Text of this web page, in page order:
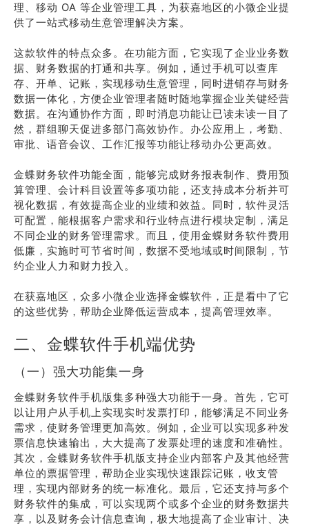
理、移动 OA 等企业管理工具，为获嘉地区的小微企业提
供了一站式移动生意管理解决方案。
这款软件的特点众多。在功能方面，它实现了企业业务数
据、财务数据的打通和共享。例如，通过手机可以查库
存、开单、记账，实现移动生意管理，同时进销存与财务
数据一体化，方便企业管理者随时随地掌握企业关键经营
数据。在沟通协作方面，即时消息功能让已读未读一目了
然，群组聊天促进多部门高效协作。办公应用上，考勤、
审批、语音会议、工作汇报等功能让移动办公更高效。
金蝶财务软件功能全面，能够完成财务报表制作、费用预
算管理、会计科目设置等多项功能，还支持成本分析并可
视化数据，有效提高企业的业绩和效益。同时，软件灵活
可配置，能根据客户需求和行业特点进行模块定制，满足
不同企业的财务管理需求。而且，使用金蝶财务软件费用
低廉，实施时可节省时间，数据不受地域或时间限制，节
约企业人力和财力投入。
在获嘉地区，众多小微企业选择金蝶软件，正是看中了它
的这些优势，帮助企业降低运营成本，提高管理效率。
二、金蝶软件手机端优势
（一）强大功能集一身
金蝶财务软件手机版集多种强大功能于一身。首先，它可
以让用户从手机上实现实时发票打印，能够满足不同业务
需求，使财务管理更加高效。例如，企业可以实现多种发
票信息快速输出，大大提高了发票处理的速度和准确性。
其次，金蝶财务软件手机版支持企业内部客户及其他经营
单位的票据管理，帮助企业实现快速跟踪记账，收支管
理，实现内部财务的统一标准化。最后，它还支持与多个
财务软件的集成，可以实现两个或多个企业的财务数据共
享，以及财务会计信息查询，极大地提高了企业审计、决